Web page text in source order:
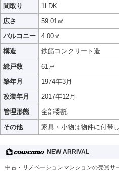
間取り
1LDK
広さ
59.01㎡
バルコニー
4.00㎡
構造
鉄筋コンクリート造
総戸数
61戸
築年月
1974年3月
改装年月
2017年12月
管理形態
全部委託
その他
家具・小物は物件に付帯
NEW ARRIVAL
中古・リノベーションマンションの売買